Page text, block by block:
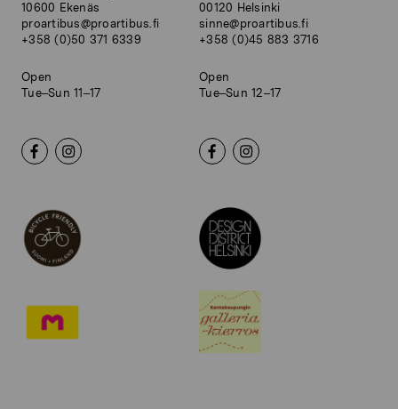
10600 Ekenäs
proartibus@proartibus.fi
+358 (0)50 371 6339
Open
Tue–Sun 11–17
00120 Helsinki
sinne@proartibus.fi
+358 (0)45 883 3716
Open
Tue–Sun 12–17